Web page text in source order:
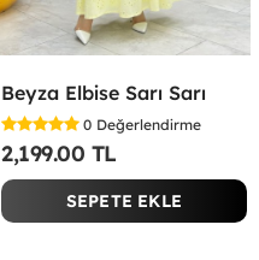
Beyza Elbise Sarı Sarı
0 Değerlendirme
2,199.00 TL
SEPETE EKLE